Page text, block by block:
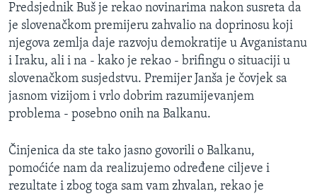
ŽENSKA STRANA
IZBJEGLIČKA STRANA
MAGAZIN
O GLASU AMERIKE
PRATITE NAS
Predsjednik Buš je rekao novinarima nakon susreta da
je slovenačkom premijeru zahvalio na doprinosu koji
njegova zemlja daje razvoju demokratije u Avganistanu
i Iraku, ali i na - kako je rekao - brifingu o situaciji u
slovenačkom susjedstvu. Premijer Janša je čovjek sa
jasnom vizijom i vrlo dobrim razumijevanjem
problema - posebno onih na Balkanu.
Činjenica da ste tako jasno govorili o Balkanu,
pomoćiće nam da realizujemo određene ciljeve i
rezultate i zbog toga sam vam zhvalan, rekao je